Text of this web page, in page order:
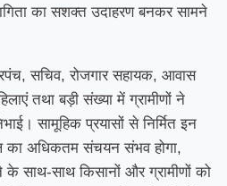
का सशक्त उदाहरण बनकर सामने
सचिव, रोजगार सहायक, आवास
तथा बड़ी संख्या में ग्रामीणों ने
सामूहिक प्रयासों से निर्मित इन
का अधिकतम संचयन संभव होगा,
साथ-साथ किसानों और ग्रामीणों को